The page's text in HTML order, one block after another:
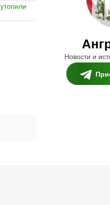
утопили
Новости и